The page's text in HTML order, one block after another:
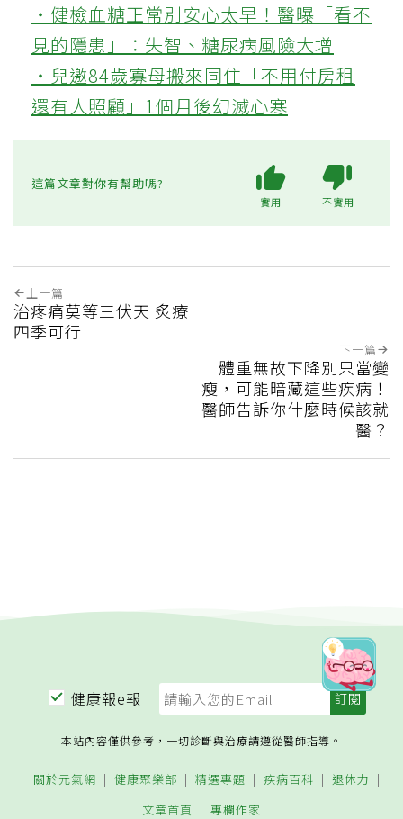
‧健檢血糖正常別安心太早！醫曝「看不
見的隱患」：失智、糖尿病風險大增
‧兒邀84歲寡母搬來同住「不用付房租
還有人照顧」1個月後幻滅心寒
這篇文章對你有幫助嗎?
實用 不實用
上一篇
治疼痛莫等三伏天 炙療
四季可行
下一篇
體重無故下降別只當變
瘦，可能暗藏這些疾病！
醫師告訴你什麼時候該就
醫？
健康報e報
本站內容僅供參考，一切診斷與治療請遵從醫師指導。
關於元氣網 健康聚樂部 精選專題 疾病百科
退休力
文章首頁
專欄作家